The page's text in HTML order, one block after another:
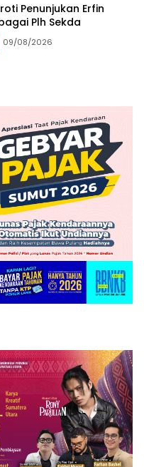
Penunjukan Erfin
Plh Sekda
09/08/2026